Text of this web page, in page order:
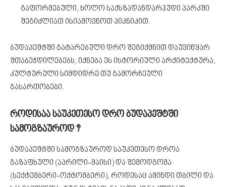
გაფორმებული, ხოლო საქსზადანდარჰუდი პარკში
შეგიძლიათ ისიამოვნოთ პიკნიკით.
ბუდაპეშტში გატარებული დრო შეგიქმნით დაუვიწყარ
შთაბეჭდილებებს, იქნება ეს ისტორიული არქიტექტურა,
კულტურული სიმდიდრე თუ გამორჩეული
გასართობები.
როდისაა საუკეთესო დრო ბუდაპეშტში
სამოგზაუროდ ?
ბუდაპეშტში სამოგზაუროდ საუკეთესო დროა
გაზაფხული (აპრილი-მაისი) და შემოდგომა
(სექტემბერი-ოქტომბერი), როდესაც ამინდი თბილი და